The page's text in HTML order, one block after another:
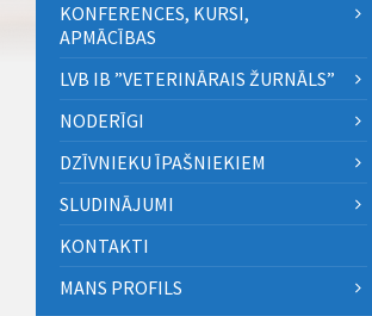
KONFERENCES, KURSI,
APMĀCĪBAS
LVB IB ”VETERINĀRAIS ŽURNĀLS”
NODERĪGI
DZĪVNIEKU ĪPAŠNIEKIEM
SLUDINĀJUMI
KONTAKTI
MANS PROFILS